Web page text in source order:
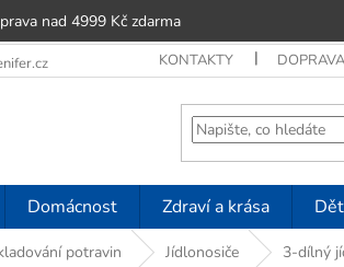
nad 4999 Kč zdarma
KONTAKTY
Domácnost Zdraví a krása
potravin Jídlonosiče 3-dílný